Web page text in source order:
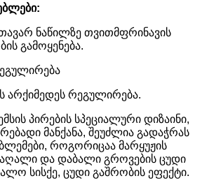
ნაწილზე თვითმფრინავის
გამოყენება.
არქიმედეს რეგულირება.
პირების სპეციალური დიზაინი,
მანქანა, შეუძლია გადაჭრას
როგორიცაა მარყუჟის
და დაბალი გროვების ცუდი
სისქე, ცუდი გაშრობის ეფექტი.